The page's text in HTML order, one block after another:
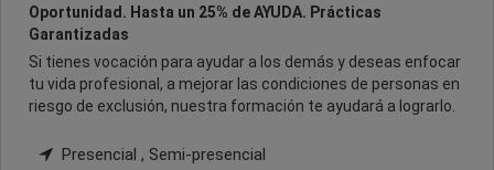
Oportunidad. Hasta un 25% de AYUDA. Prácticas
Garantizadas
Si tienes vocación para ayudar a los demás y deseas enfocar
tu vida profesional, a mejorar las condiciones de personas en
riesgo de exclusión, nuestra formación te ayudará a lograrlo.
Presencial , Semi-presencial